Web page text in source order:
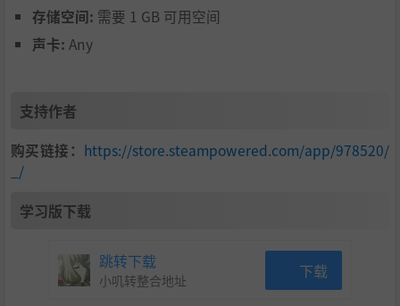
存储空间: 需要 1 GB 可用空间
声卡: Any
支持作者
购买链接： https://store.steampowered.com/app/978520/
_/
学习版下载
跳转下载
小叽转整合地址 下载